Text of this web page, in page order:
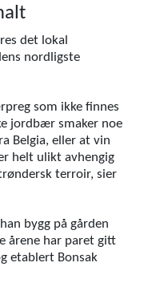
det lokal
nordligste
som ikke finnes
jordbær smaker noe
Belgia, eller at vin
helt ulikt avhengig
terroir, sier
bygg på gården
årene har paret gitt
etablert Bonsak